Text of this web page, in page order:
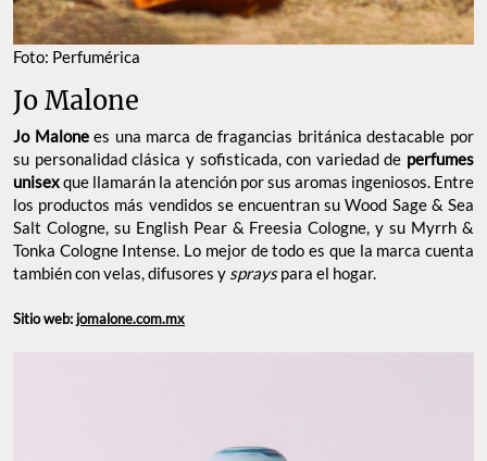
Foto: Perfumérica
Jo Malone
Jo Malonees una marca de fragancias británica destacable por
su personalidad clásica y sofisticada, con variedad de perfumes
unisexque llamarán la atención por sus aromas ingeniosos. Entre
los productos más vendidos se encuentran su Wood Sage & Sea
Salt Cologne, su English Pear & Freesia Cologne, y su Myrrh &
Tonka Cologne Intense. Lo mejor de todo es que la marca cuenta
también con velas, difusores y sprayspara el hogar.
Sitio web:jomalone.com.mx